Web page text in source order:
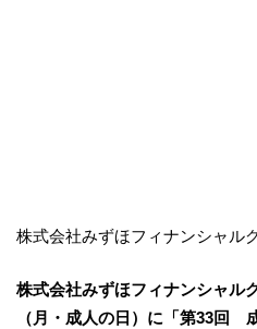
株式会社みずほフィナンシャル
株式会社みずほフィナンシャル
（月・成人の日）に「第33回